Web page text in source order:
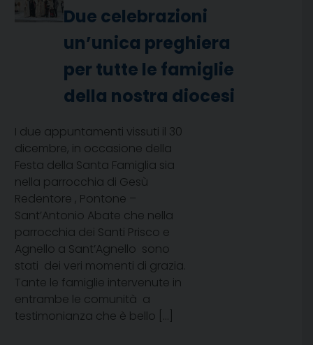
Due celebrazioni
un’unica preghiera
per tutte le famiglie
della nostra diocesi
I due appuntamenti vissuti il 30
dicembre, in occasione della
Festa della Santa Famiglia sia
nella parrocchia di Gesù
Redentore , Pontone –
Sant’Antonio Abate che nella
parrocchia dei Santi Prisco e
Agnello a Sant’Agnello sono
stati dei veri momenti di grazia.
Tante le famiglie intervenute in
entrambe le comunità a
testimonianza che è bello […]